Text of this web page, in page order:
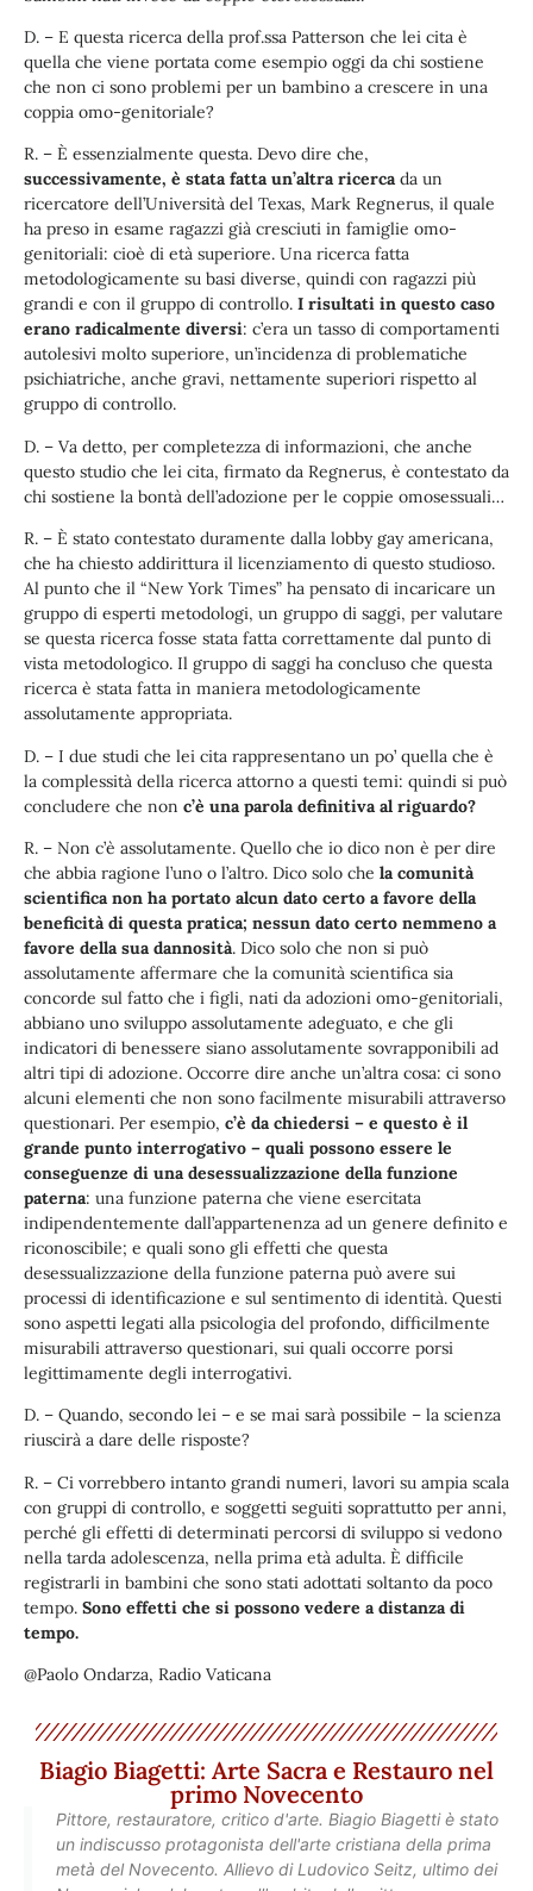
D. – E questa ricerca della prof.ssa Patterson che lei cita è
quella che viene portata come esempio oggi da chi sostiene
che non ci sono problemi per un bambino a crescere in una
coppia omo-genitoriale?
R. – È essenzialmente questa. Devo dire che,
successivamente, è stata fatta un’altra ricercada un
ricercatore dell’Università del Texas, Mark Regnerus, il quale
ha preso in esame ragazzi già cresciuti in famiglie omo-
genitoriali: cioè di età superiore. Una ricerca fatta
metodologicamente su basi diverse, quindi con ragazzi più
grandi e con il gruppo di controllo. I risultati in questo caso
erano radicalmente diversi: c’era un tasso di comportamenti
autolesivi molto superiore, un’incidenza di problematiche
psichiatriche, anche gravi, nettamente superiori rispetto al
gruppo di controllo.
D. – Va detto, per completezza di informazioni, che anche
questo studio che lei cita, firmato da Regnerus, è contestato da
chi sostiene la bontà dell’adozione per le coppie omosessuali…
R. – È stato contestato duramente dalla lobby gay americana,
che ha chiesto addirittura il licenziamento di questo studioso.
Al punto che il “New York Times” ha pensato di incaricare un
gruppo di esperti metodologi, un gruppo di saggi, per valutare
se questa ricerca fosse stata fatta correttamente dal punto di
vista metodologico. Il gruppo di saggi ha concluso che questa
ricerca è stata fatta in maniera metodologicamente
assolutamente appropriata.
D. – I due studi che lei cita rappresentano un po’ quella che è
la complessità della ricerca attorno a questi temi: quindi si può
concludere che non c’è una parola definitiva al riguardo?
R. – Non c’è assolutamente. Quello che io dico non è per dire
che abbia ragione l’uno o l’altro. Dico solo che la comunità
scientifica non ha portato alcun dato certo a favore della
beneficità di questa pratica; nessun dato certo nemmeno a
favore della sua dannosità. Dico solo che non si può
assolutamente affermare che la comunità scientifica sia
concorde sul fatto che i figli, nati da adozioni omo-genitoriali,
abbiano uno sviluppo assolutamente adeguato, e che gli
indicatori di benessere siano assolutamente sovrapponibili ad
altri tipi di adozione. Occorre dire anche un’altra cosa: ci sono
alcuni elementi che non sono facilmente misurabili attraverso
questionari. Per esempio, c’è da chiedersi – e questo è il
grande punto interrogativo – quali possono essere le
conseguenze di una desessualizzazione della funzione
paterna: una funzione paterna che viene esercitata
indipendentemente dall’appartenenza ad un genere definito e
riconoscibile; e quali sono gli effetti che questa
desessualizzazione della funzione paterna può avere sui
processi di identificazione e sul sentimento di identità. Questi
sono aspetti legati alla psicologia del profondo, difficilmente
misurabili attraverso questionari, sui quali occorre porsi
legittimamente degli interrogativi.
D. – Quando, secondo lei – e se mai sarà possibile – la scienza
riuscirà a dare delle risposte?
R. – Ci vorrebbero intanto grandi numeri, lavori su ampia scala
con gruppi di controllo, e soggetti seguiti soprattutto per anni,
perché gli effetti di determinati percorsi di sviluppo si vedono
nella tarda adolescenza, nella prima età adulta. È difficile
registrarli in bambini che sono stati adottati soltanto da poco
tempo. Sono effetti che si possono vedere a distanza di
tempo.
@Paolo Ondarza, Radio Vaticana
Biagio Biagetti: Arte Sacra e Restauro nel
primo Novecento
Pittore, restauratore, critico d'arte. Biagio Biagetti è stato
un indiscusso protagonista dell'arte cristiana della prima
metà del Novecento. Allievo di Ludovico Seitz, ultimo dei